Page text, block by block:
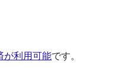
が利用可能です。